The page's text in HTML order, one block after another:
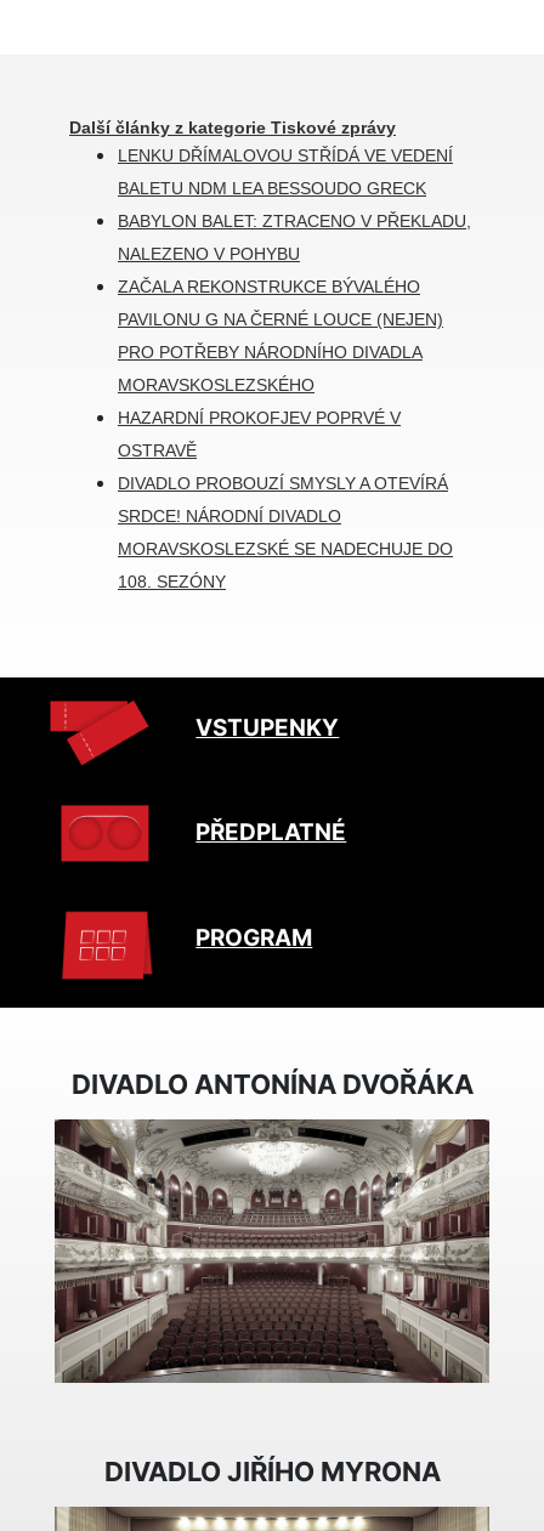
Další články z kategorie Tiskové zprávy
LENKU DŘÍMALOVOU STŘÍDÁ VE VEDENÍ
BALETU NDM LEA BESSOUDO GRECK
BABYLON BALET: ZTRACENO V PŘEKLADU,
NALEZENO V POHYBU
ZAČALA REKONSTRUKCE BÝVALÉHO
PAVILONU G NA ČERNÉ LOUCE (NEJEN)
PRO POTŘEBY NÁRODNÍHO DIVADLA
MORAVSKOSLEZSKÉHO
HAZARDNÍ PROKOFJEV POPRVÉ V
OSTRAVĚ
DIVADLO PROBOUZÍ SMYSLY A OTEVÍRÁ
SRDCE! NÁRODNÍ DIVADLO
MORAVSKOSLEZSKÉ SE NADECHUJE DO
108. SEZÓNY
VSTUPENKY
PŘEDPLATNÉ
PROGRAM
DIVADLO ANTONÍNA DVOŘÁKA
DIVADLO JIŘÍHO MYRONA